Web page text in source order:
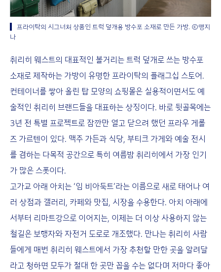
프라이탁의 시그너처 상품인 트럭 덮개용 방수포 소재로 만든 가방. ⓒ맹지
나
취리히 웨스트의 대표적인 볼거리는 트럭 덮개로 쓰는 방수포
소재로 제작하는 가방이 유명한 프라이탁의 플래그십 스토어.
컨테이너를 쌓아 올린 탑 모양의 쇼핑몰은 실용적이면서도 예
술적인 취리히 브랜드들을 대표하는 상징이다. 바로 뒷골목에는
3년 전 특별 프로젝트로 잠깐만 열고 닫으려 했던 프라우 게롤
즈 가르텐이 있다. 맥주 가든과 식당, 부티크 가게와 예술 전시
를 겸하는 다목적 공간으로 특히 여름밤 취리히에서 가장 인기
가 많은 스폿이다.
고가교 아래 아치는 ‘임 비아둑트’라는 이름으로 새로 태어나 여
러 상점과 갤러리, 카페와 맛집, 시장을 수용한다. 아치 아래에
서부터 리마트강으로 이어지는, 이제는 더 이상 사용하지 않는
철길은 보행자와 자전거 도로로 개조했다. 만나는 취리히 사람
들에게 매번 취리히 웨스트에서 가장 추천할 만한 곳을 알려달
라고 청하면 모두가 절대 한 곳만 꼽을 수는 없다며 저마다 좋아